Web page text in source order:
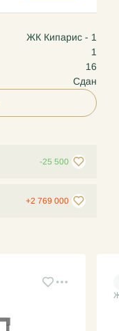
ЖК Кипарис - 1
1
16
Сдан
-25 500
+2 769 000